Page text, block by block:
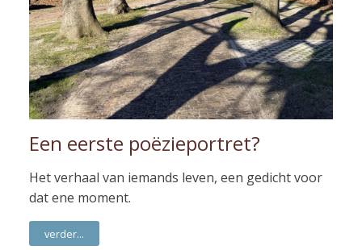
Een eerste poëzieportret?
Het verhaal van iemands leven, een gedicht voor
dat ene moment.
verder...